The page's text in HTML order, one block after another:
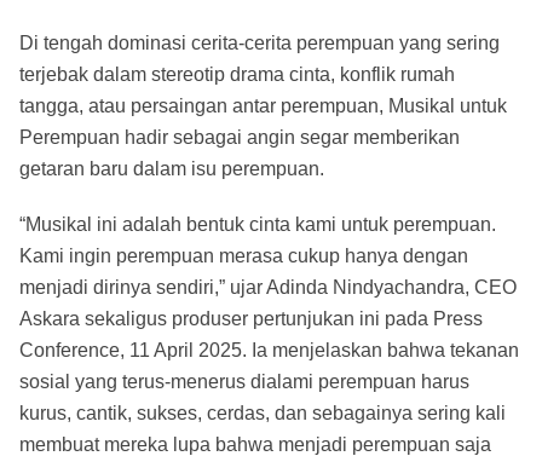
Di tengah dominasi cerita-cerita perempuan yang sering
terjebak dalam stereotip drama cinta, konflik rumah
tangga, atau persaingan antar perempuan, Musikal untuk
Perempuan hadir sebagai angin segar memberikan
getaran baru dalam isu perempuan.
“Musikal ini adalah bentuk cinta kami untuk perempuan.
Kami ingin perempuan merasa cukup hanya dengan
menjadi dirinya sendiri,” ujar Adinda Nindyachandra, CEO
Askara sekaligus produser pertunjukan ini pada Press
Conference, 11 April 2025. Ia menjelaskan bahwa tekanan
sosial yang terus-menerus dialami perempuan harus
kurus, cantik, sukses, cerdas, dan sebagainya sering kali
membuat mereka lupa bahwa menjadi perempuan saja